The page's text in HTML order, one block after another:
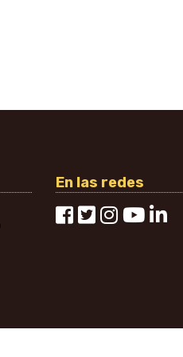
En las redes